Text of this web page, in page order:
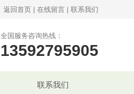
返回首页 | 在线留言 | 联系我们
全国服务咨询热线：
13592795905
联系我们